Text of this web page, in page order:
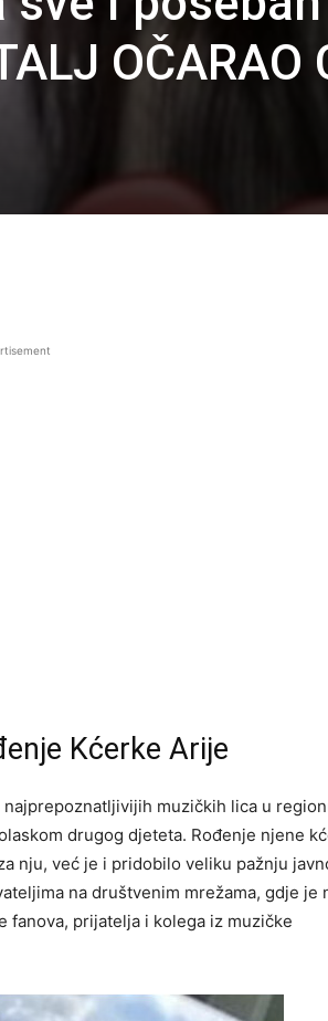
OČARAO
Kćerke Arije
muzičkih lica u
drugog djeteta. Rođenje njene
nju, već je i pridobilo veliku pažnju
na društvenim mrežama, gdje je
prijatelja i kolega iz muzičke